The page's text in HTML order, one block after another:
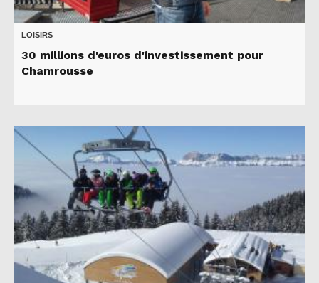
LOISIRS
30 millions d'euros d'investissement pour
Chamrousse